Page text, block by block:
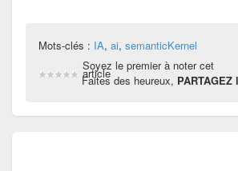
Mots-clés : IA, ai, semanticKernel
Soyez le premier à noter cet
article
Faites des heureux,